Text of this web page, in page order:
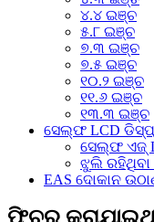
୪.୪ ଇଞ୍ଚ
୫.୮ ଇଞ୍ଚ
୭.୩ ଇଞ୍ଚ
୭.୫ ଇଞ୍ଚ
୧୦.୨ ଇଞ୍ଚ
୧୧.୬ ଇଞ୍ଚ
୧୩.୩ ଇଞ୍ଚ
ସେଲ୍ଫ LCD
ସେଲ୍ଫ ଏଜ୍
ଝୁଲି
EAS ଦୋକାନ